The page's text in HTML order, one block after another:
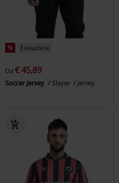
% Exkluzívne
Od € 45,89
Soccer Jersey Slayer Jersey